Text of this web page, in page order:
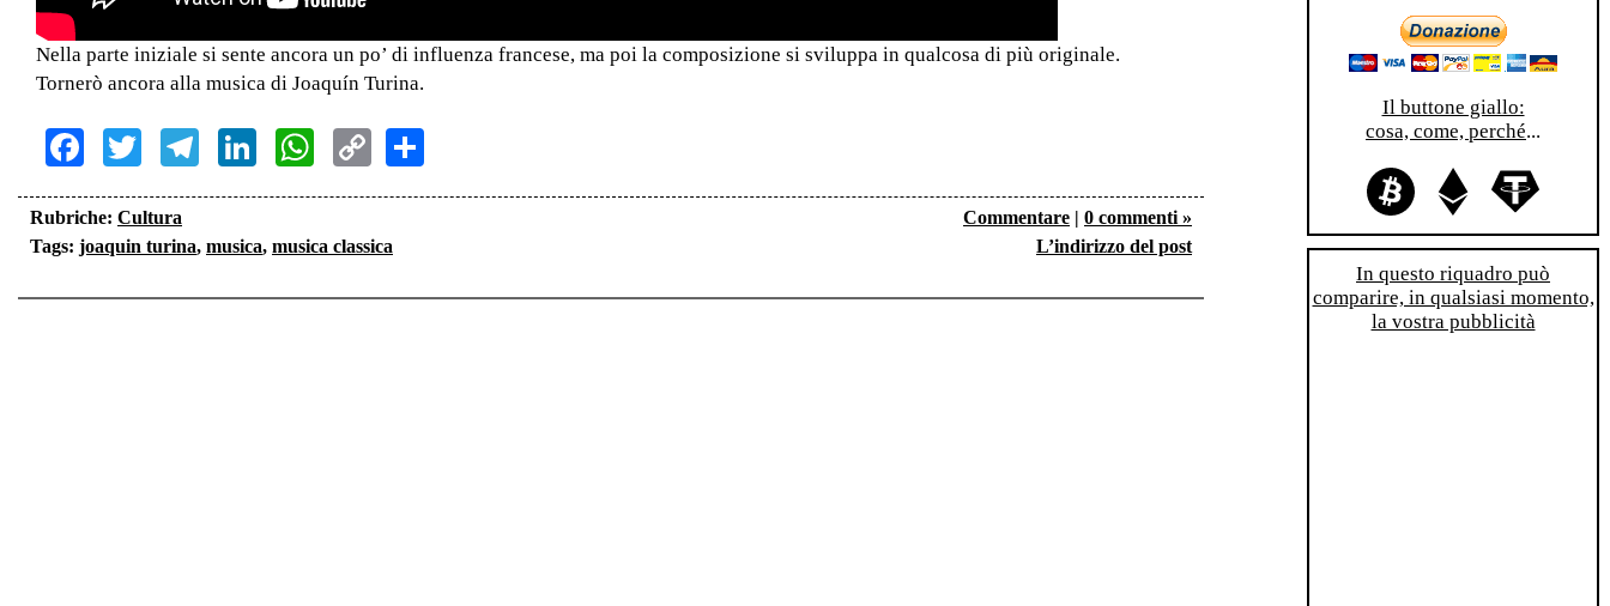
Nella parte iniziale si sente ancora un po’ di influenza francese, ma poi la composizione si sviluppa in qualcosa di più originale.
Tornerò ancora alla musica di Joaquín Turina.
Facebook
TwitterTelegram
LinkedInWhatsApp
Copy
Link
Rubriche: Cultura
Tags: joaquin turina, musica, musica classica
Commentare | 0 commenti »
L’indirizzo del post
Il buttone giallo:
cosa, come, perché...
In questo riquadro può
comparire, in qualsiasi momento,
la vostra pubblicità